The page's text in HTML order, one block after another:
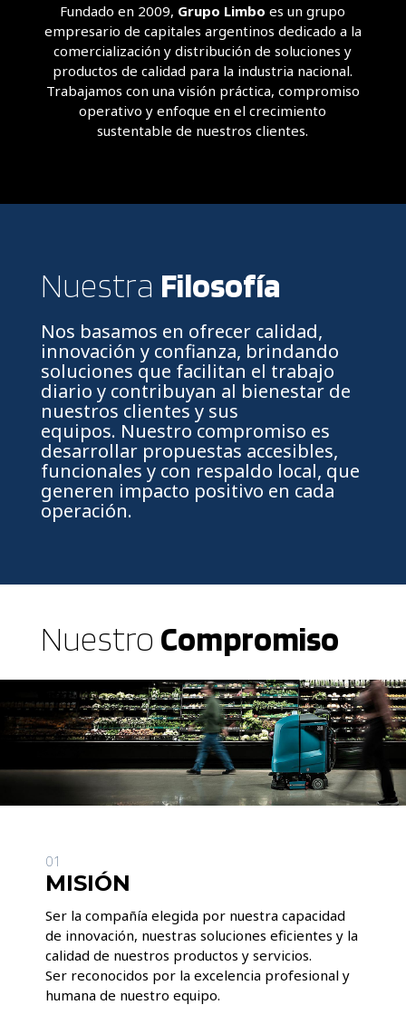
Fundado en 2009, Grupo Limbo es un grupo
empresario de capitales argentinos dedicado a la
comercialización y distribución de soluciones y
productos de calidad para la industria nacional.
Trabajamos con una visión práctica, compromiso
operativo y enfoque en el crecimiento
sustentable de nuestros clientes.
Nuestra Filosofía
Nos basamos en ofrecer calidad,
innovación y confianza, brindando
soluciones que facilitan el trabajo
diario y contribuyan al bienestar de
nuestros clientes y sus
equipos. Nuestro compromiso es
desarrollar propuestas accesibles,
funcionales y con respaldo local, que
generen impacto positivo en cada
operación.
Nuestro Compromiso
01
MISIÓN
Ser la compañía elegida por nuestra capacidad
de innovación, nuestras soluciones eficientes y la
calidad de nuestros productos y servicios.
Ser reconocidos por la excelencia profesional y
humana de nuestro equipo.